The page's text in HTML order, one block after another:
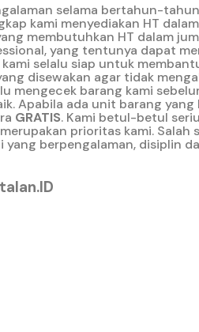
selama bertahun-
kami menyediakan HT
membutuhkan HT dalam
yang tentunya dapat
selalu siap untuk
disewakan agar tidak
mengecek barang kami
Apabila ada unit barang yang
GRATIS. Kami betul-betul
prioritas kami.
berpengalaman, disiplin